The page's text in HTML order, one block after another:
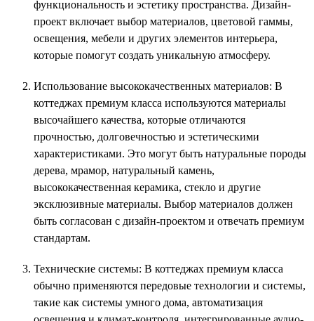
функциональность и эстетику пространства. Дизайн-
проект включает выбор материалов, цветовой гаммы,
освещения, мебели и других элементов интерьера,
которые помогут создать уникальную атмосферу.
Использование высококачественных материалов: В
коттеджах премиум класса используются материалы
высочайшего качества, которые отличаются
прочностью, долговечностью и эстетическими
характеристиками. Это могут быть натуральные породы
дерева, мрамор, натуральный камень,
высококачественная керамика, стекло и другие
эксклюзивные материалы. Выбор материалов должен
быть согласован с дизайн-проектом и отвечать премиум
стандартам.
Технические системы: В коттеджах премиум класса
обычно применяются передовые технологии и системы,
такие как системы умного дома, автоматизация